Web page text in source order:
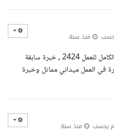
منذ سنة
سرعة ادخال البيانات بدقة والتفرغ الكامل للعمل 2424 , خبرة سابقة
في العمل ميداني مماثل وخبرة
يحسب منذ سنة